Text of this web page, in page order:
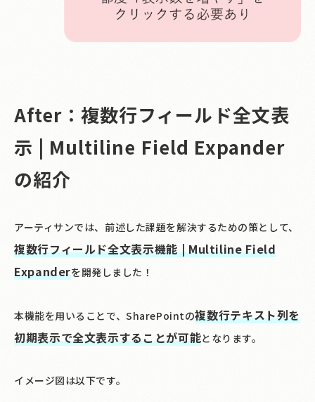
After：複数行フィールド全文表
示 | Multiline Field Expander
の紹介
アーティサンでは、前述した課題を解決するための策として、
複数行フィールド全文表示機能 | Multiline Field
Expanderを開発しました！
本機能を用いることで、SharePointの複数行テキスト列を
初期表示で全文表示することが可能となります。
イメージ図は以下です。